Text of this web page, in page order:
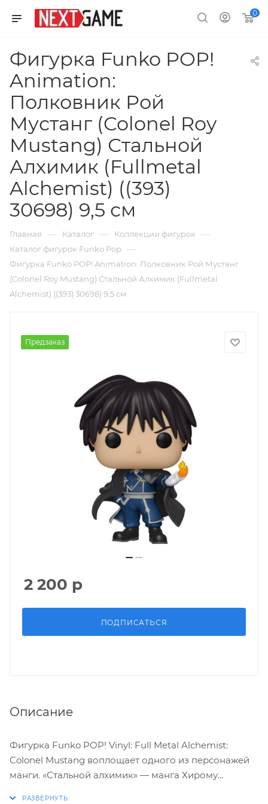
0
Фигурка Funko POP!
Animation:
Полковник Рой
Мустанг (Colonel Roy
Mustang) Стальной
Алхимик (Fullmetal
Alchemist) ((393)
30698) 9,5 см
Главная — Каталог — Коллекции фигурок —
Каталог фигурок Funko Pop —
Фигурка Funko POP! Animation: Полковник Рой Мустанг
(Colonel Roy Mustang) Стальной Алхимик (Fullmetal
Alchemist) ((393) 30698) 9,5 см
Предзаказ
2 200 р
ПОДПИСАТЬСЯ
Описание
Фигурка Funko POP! Vinyl: Full Metal Alchemist:
Colonel Mustang воплощает одного из персонажей
манги. «Стальной алхимик» — манга Хирому